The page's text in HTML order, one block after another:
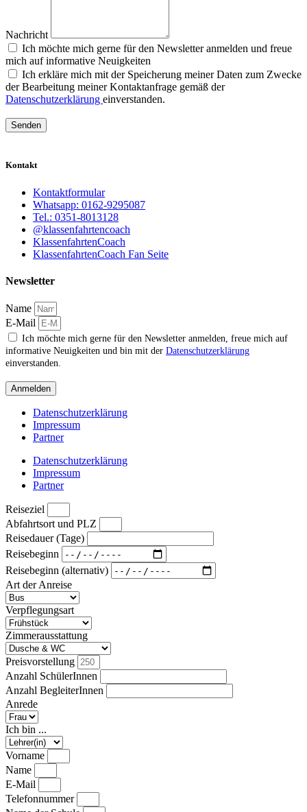
Nachricht
Ich möchte mich gerne für den Newsletter anmelden und freue
mich auf informative Neuigkeiten
Ich erkläre mich mit der Speicherung meiner Daten zum Zwecke
der Bearbeitung meiner Kontaktanfrage gemäß der
Datenschutzerklärung einverstanden.
Senden
Kontakt
Kontaktformular
Whatsapp: 0162-9295087
Tel.: 0351-8013128
@klassenfahrtencoach
KlassenfahrtenCoach
KlassenfahrtenCoach Fan Seite
Newsletter
Name
E-Mail
Ich möchte mich gerne für den Newsletter anmelden, freue mich auf
informative Neuigkeiten und bin mit der Datenschutzerklärung
einverstanden.
Anmelden
Datenschutzerklärung
Impressum
Partner
Datenschutzerklärung
Impressum
Partner
Reiseziel
Abfahrtsort und PLZ
Reisedauer (Tage)
Reisebeginn
Reisebeginn (alternativ)
Art der Anreise
Verpflegungsart
Zimmerausstattung
Preisvorstellung
Anzahl SchülerInnen
Anzahl BegleiterInnen
Anrede
Ich bin ...
Vorname
Name
E-Mail
Telefonnummer